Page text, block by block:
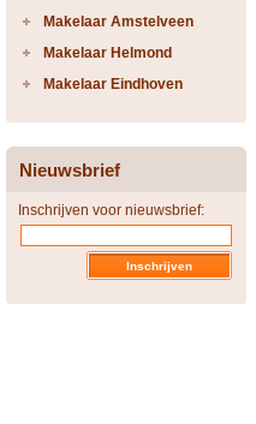
Makelaar Amstelveen
Makelaar Helmond
Makelaar Eindhoven
Nieuwsbrief
Inschrijven voor nieuwsbrief: